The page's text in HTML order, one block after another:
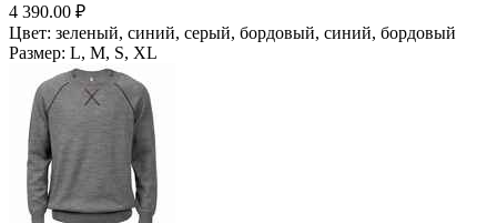
4 390.00 ₽
Цвет: зеленый, синий, серый, бордовый, синий, бордовый
Размер: L, M, S, XL